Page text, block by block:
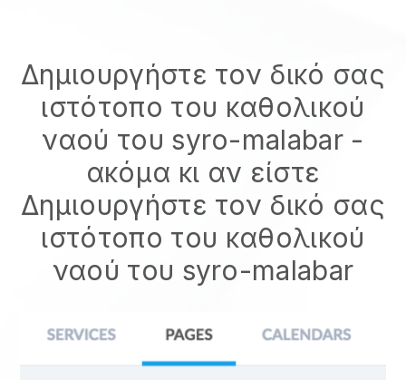
Δημιουργήστε τον δικό σας
ιστότοπο του καθολικού
ναού του syro-malabar -
ακόμα κι αν είστε
Δημιουργήστε τον δικό σας
ιστότοπο του καθολικού
ναού του syro-malabar